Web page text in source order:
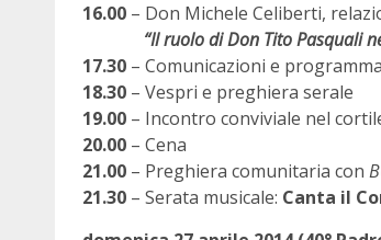
16.00 – Don Michele Celiberti,
“Il ruolo di Don Tito Pasquali
17.30 – Comunicazioni e
18.30 – Vespri e preghiera serale
19.00 – Incontro conviviale nel
20.00 – Cena
21.00 – Preghiera comunitaria con
21.30 – Serata musicale: Canta il